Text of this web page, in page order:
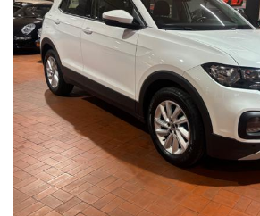
We speak english-Wir sprechen deutsch-
Hablamos espanol
Seguici su Facebook diventa fan:
https://www.facebook.com/
------VUOI VENDERE LA TUA AUTO-------
ACQUISTIAMO LA VOSTRA AUTO
TRAMITE ASSEGNO CIRCOLARE DOPO